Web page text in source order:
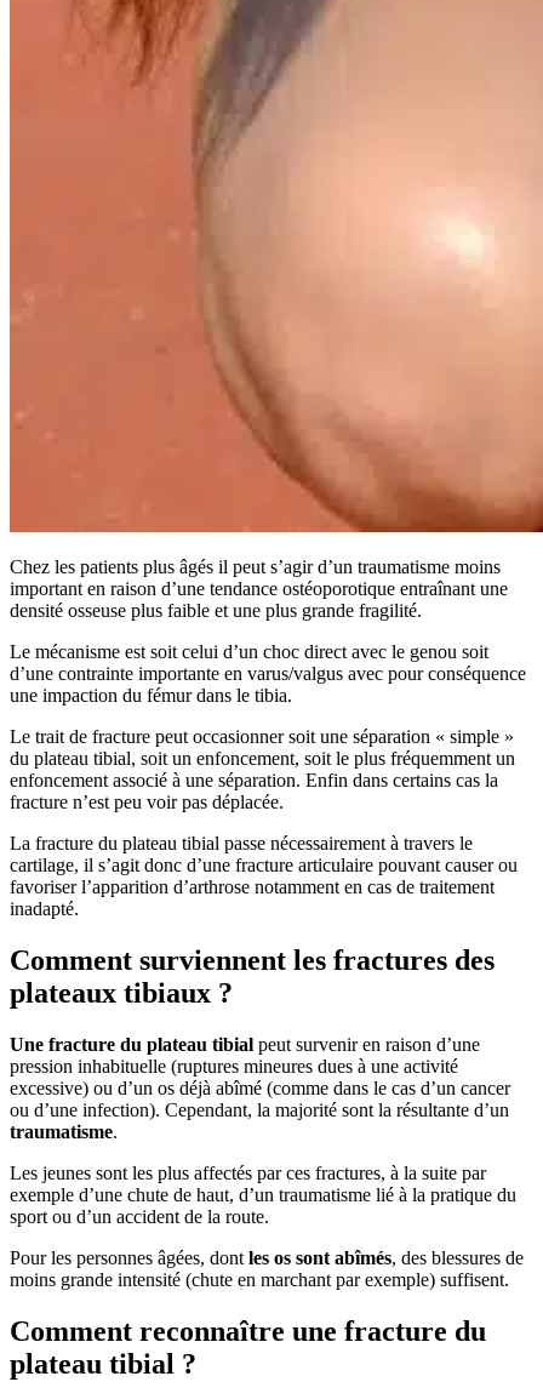
Chez les patients plus âgés il peut s’agir d’un traumatisme moins
important en raison d’une tendance ostéoporotique entraînant une
densité osseuse plus faible et une plus grande fragilité.
Le mécanisme est soit celui d’un choc direct avec le genou soit
d’une contrainte importante en varus/valgus avec pour conséquence
une impaction du fémur dans le tibia.
Le trait de fracture peut occasionner soit une séparation « simple »
du plateau tibial, soit un enfoncement, soit le plus fréquemment un
enfoncement associé à une séparation. Enfin dans certains cas la
fracture n’est peu voir pas déplacée.
La fracture du plateau tibial passe nécessairement à travers le
cartilage, il s’agit donc d’une fracture articulaire pouvant causer ou
favoriser l’apparition d’arthrose notamment en cas de traitement
inadapté.
Comment surviennent les fractures des
plateaux tibiaux ?
Une fracture du plateau tibial peut survenir en raison d’une
pression inhabituelle (ruptures mineures dues à une activité
excessive) ou d’un os déjà abîmé (comme dans le cas d’un cancer
ou d’une infection). Cependant, la majorité sont la résultante d’un
traumatisme.
Les jeunes sont les plus affectés par ces fractures, à la suite par
exemple d’une chute de haut, d’un traumatisme lié à la pratique du
sport ou d’un accident de la route.
Pour les personnes âgées, dont les os sont abîmés, des blessures de
moins grande intensité (chute en marchant par exemple) suffisent.
Comment reconnaître une fracture du
plateau tibial ?